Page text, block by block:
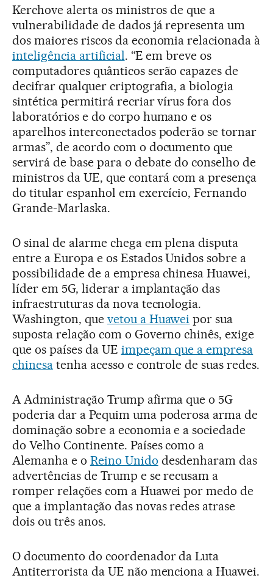
Kerchove alerta os ministros de que a
vulnerabilidade de dados já representa um
dos maiores riscos da economia relacionada à
inteligência artificial. “E em breve os
computadores quânticos serão capazes de
decifrar qualquer criptografia, a biologia
sintética permitirá recriar vírus fora dos
laboratórios e do corpo humano e os
aparelhos interconectados poderão se tornar
armas”, de acordo com o documento que
servirá de base para o debate do conselho de
ministros da UE, que contará com a presença
do titular espanhol em exercício, Fernando
Grande-Marlaska.
O sinal de alarme chega em plena disputa
entre a Europa e os Estados Unidos sobre a
possibilidade de a empresa chinesa Huawei,
líder em 5G, liderar a implantação das
infraestruturas da nova tecnologia.
Washington, que vetou a Huawei por sua
suposta relação com o Governo chinês, exige
que os países da UE impeçam que a empresa
chinesatenha acesso e controle de suas redes.
A Administração Trump afirma que o 5G
poderia dar a Pequim uma poderosa arma de
dominação sobre a economia e a sociedade
do Velho Continente. Países como a
Alemanha e o Reino Unido desdenharam das
advertências de Trump e se recusam a
romper relações com a Huawei por medo de
que a implantação das novas redes atrase
dois ou três anos.
O documento do coordenador da Luta
Antiterrorista da UE não menciona a Huawei.